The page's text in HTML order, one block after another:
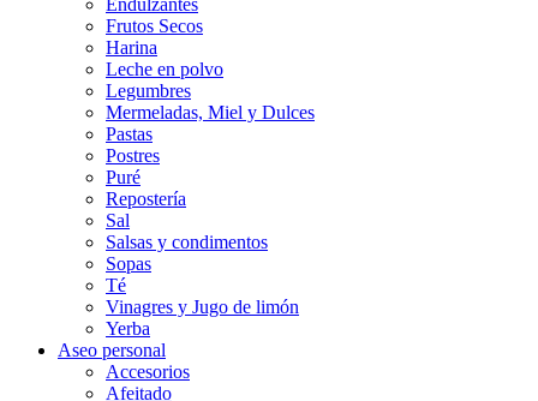
Endulzantes
Frutos Secos
Harina
Leche en polvo
Legumbres
Mermeladas, Miel y Dulces
Pastas
Postres
Puré
Repostería
Sal
Salsas y condimentos
Sopas
Té
Vinagres y Jugo de limón
Yerba
Aseo personal
Accesorios
Afeitado